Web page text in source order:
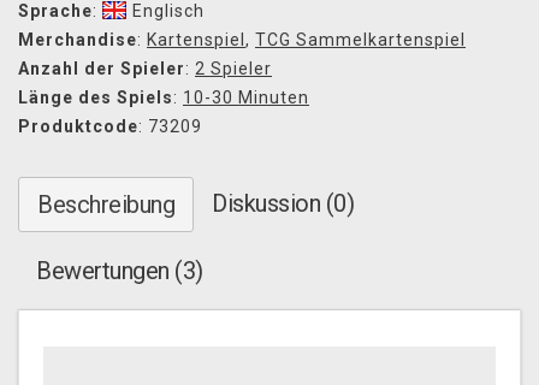
Sprache:
Englisch
Merchandise: Kartenspiel , TCG Sammelkartenspiel
Anzahl der Spieler: 2 Spieler
Länge des Spiels: 10-30 Minuten
Produktcode: 73209
Beschreibung Diskussion (0)
Bewertungen (3)